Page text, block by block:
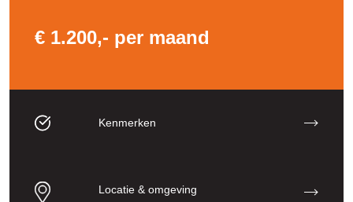
€ 1.200,- per maand
Kenmerken
Locatie & omgeving